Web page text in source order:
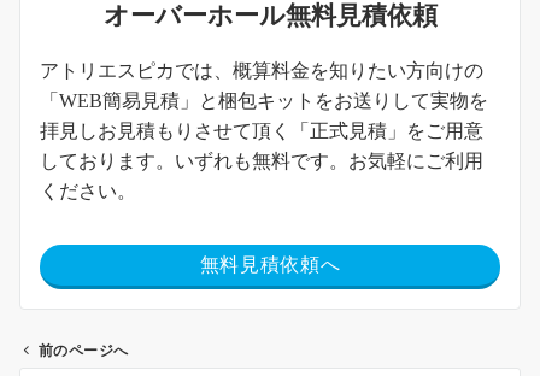
オーバーホール無料見積依頼
アトリエスピカでは、概算料金を知りたい方向けの
「WEB簡易見積」と梱包キットをお送りして実物を
拝見しお見積もりさせて頂く「正式見積」をご用意
しております。いずれも無料です。お気軽にご利用
ください。
無料見積依頼へ
前のページへ